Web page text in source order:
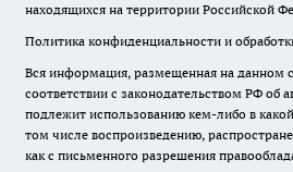
находящихся на территории Российской
Политика конфиденциальности и
Вся информация, размещенная на данном
соответствии с законодательством РФ об
подлежит использованию кем-либо в
том числе воспроизведению,
как с письменного разрешения